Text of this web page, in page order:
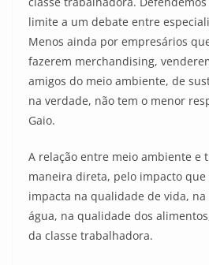
limite a um debate entre
Menos ainda por empresários
fazerem merchandising,
amigos do meio ambiente, de
na verdade, não tem o menor
Gaio.
A relação entre meio ambiente e
maneira direta, pelo impacto que
impacta na qualidade de vida, na
água, na qualidade dos
da classe trabalhadora.